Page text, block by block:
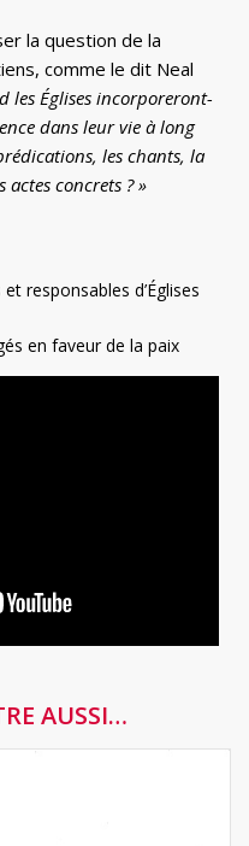
la question de la
comme le dit Neal
les Églises incorporeront-
dans leur vie à long
les chants, la
concrets ? »
responsables d’Églises
en faveur de la paix
AUSSI…